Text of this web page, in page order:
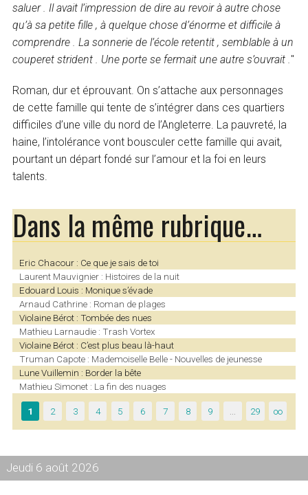
saluer . Il avait l’impression de dire au revoir à autre chose
qu’à sa petite fille , à quelque chose d’énorme et difficile à
comprendre . La sonnerie de l’école retentit , semblable à un
couperet strident . Une porte se fermait une autre s’ouvrait . "
Roman, dur et éprouvant. On s’attache aux personnages
de cette famille qui tente de s’intégrer dans ces quartiers
difficiles d’une ville du nord de l’Angleterre. La pauvreté, la
haine, l’intolérance vont bousculer cette famille qui avait,
pourtant un départ fondé sur l’amour et la foi en leurs
talents.
Dans la même rubrique…
Eric Chacour : Ce que je sais de toi
Laurent Mauvignier : Histoires de la nuit
Edouard Louis : Monique s’évade
Arnaud Cathrine : Roman de plages
Violaine Bérot : Tombée des nues
Mathieu Larnaudie : Trash Vortex
Violaine Bérot : C’est plus beau là-haut
Truman Capote : Mademoiselle Belle - Nouvelles de jeunesse
Lune Vuillemin : Border la bête
Mathieu Simonet : La fin des nuages
1 2 3 4 5 6 7 8 9 … 29 ∞
Jeudi 6 août 2026